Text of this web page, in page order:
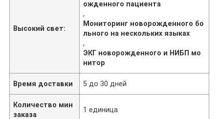
Высокий свет:
ожденного пациента
,
Мониторинг новорожденного бо
льного на нескольких языках
,
ЭКГ новорожденного и НИБП мо
нитор
Время доставки 5 до 30 дней
Количество мин
заказа
1 единица